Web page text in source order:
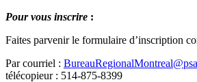
Pour vous inscrire :
Faites parvenir le formulaire d’inscription
Par courriel :
télécopieur : 514-875-8399